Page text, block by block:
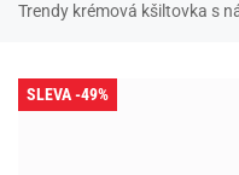
Trendy krémová kšiltovka s
SLEVA -49%